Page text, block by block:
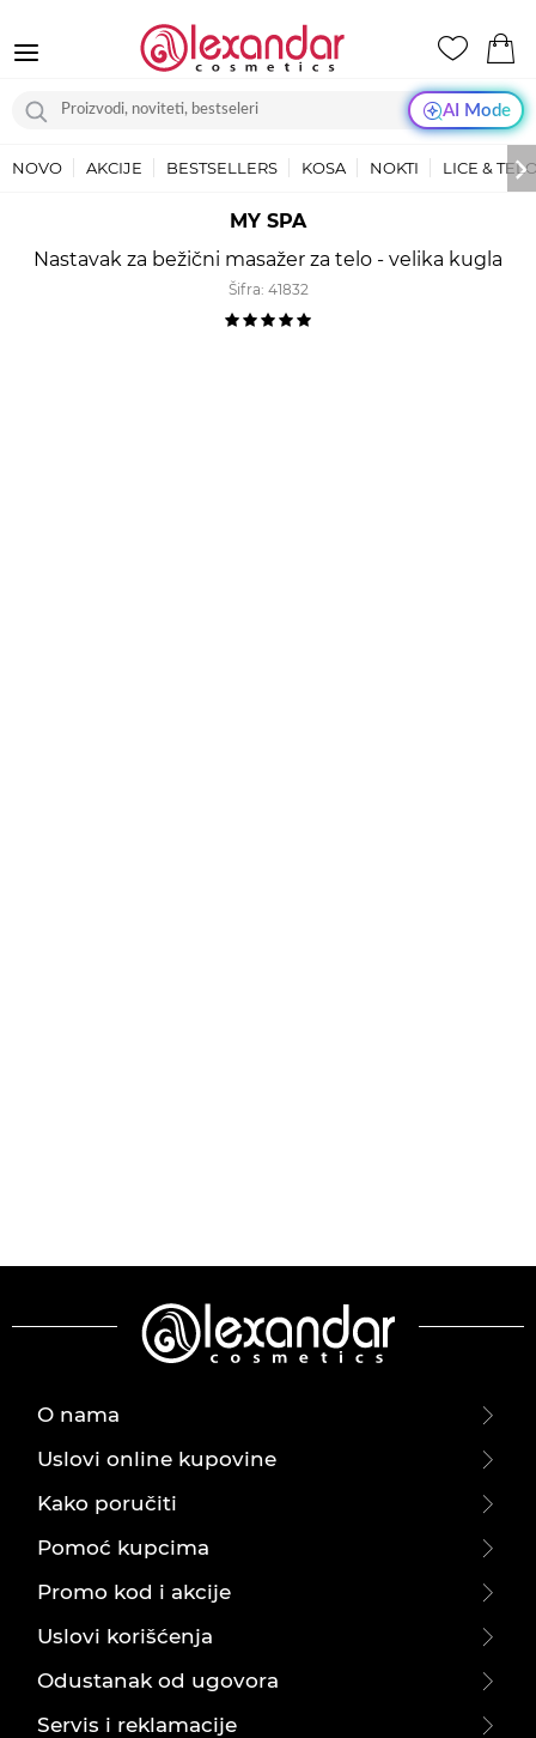
AI Mode
NOVO AKCIJE BESTSELLERS KOSA NOKTI LICE &
MY SPA
Nastavak za bežični masažer za telo - velika kugla
Šifra: 41832
O nama
Uslovi online kupovine
Kako poručiti
Pomoć kupcima
Promo kod i akcije
Uslovi korišćenja
Odustanak od ugovora
Servis i reklamacije